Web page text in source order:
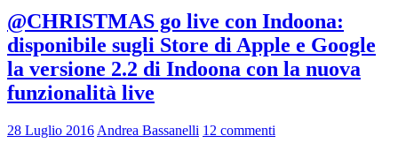
@CHRISTMAS go live con Indoona:
disponibile sugli Store di Apple e Google
la versione 2.2 di Indoona con la nuova
funzionalità live
28 Luglio 2016 Andrea Bassanelli 12 commenti